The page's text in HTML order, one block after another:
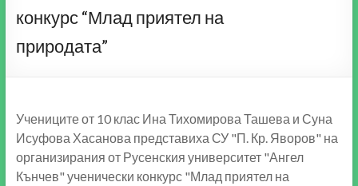
конкурс “Млад приятел на
природата”
Учениците от 10 клас Ина Тихомирова Ташева и Суна
Исуфова Хасанова представиха СУ "П. Кр. Яворов" на
организирания от Русенския университет "Ангел
Кънчев" ученически конкурс "Млад приятел на